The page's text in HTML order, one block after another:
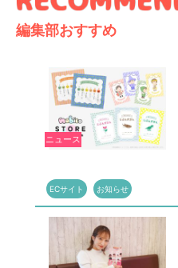
編集部おすすめ
ニュース
ECサイト お知らせ